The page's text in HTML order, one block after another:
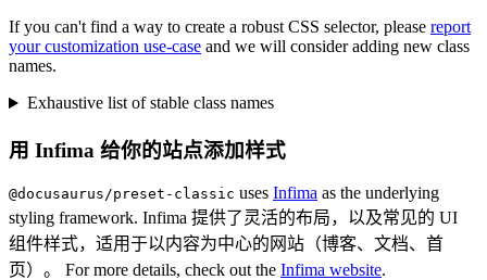
If you can't find a way to create a robust CSS selector, please report
your customization use-case and we will consider adding new class
names.
Exhaustive list of stable class names
用 Infima 给你的站点添加样式
@docusaurus/preset-classic uses Infima as the underlying
styling framework. Infima 提供了灵活的布局，以及常见的 UI
组件样式，适用于以内容为中心的网站（博客、文档、首
页）。 For more details, check out the Infima website.